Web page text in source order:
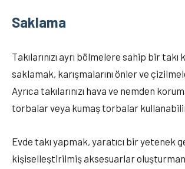
Saklama
Takılarınızı ayrı bölmelere sahip bir takı
saklamak, karışmalarını önler ve
Ayrıca takılarınızı hava ve nemden
torbalar veya kumaş torbalar
Evde takı yapmak, yaratıcı bir yetenek
kişiselleştirilmiş aksesuarlar